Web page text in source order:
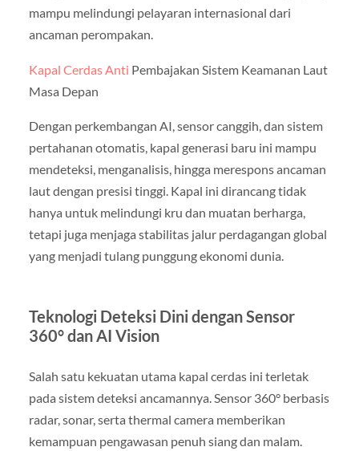
mampu melindungi pelayaran internasional dari
ancaman perompakan.
Kapal Cerdas Anti Pembajakan Sistem Keamanan Laut
Masa Depan
Dengan perkembangan AI, sensor canggih, dan sistem
pertahanan otomatis, kapal generasi baru ini mampu
mendeteksi, menganalisis, hingga merespons ancaman
laut dengan presisi tinggi. Kapal ini dirancang tidak
hanya untuk melindungi kru dan muatan berharga,
tetapi juga menjaga stabilitas jalur perdagangan global
yang menjadi tulang punggung ekonomi dunia.
Teknologi Deteksi Dini dengan Sensor
360° dan AI Vision
Salah satu kekuatan utama kapal cerdas ini terletak
pada sistem deteksi ancamannya. Sensor 360° berbasis
radar, sonar, serta thermal camera memberikan
kemampuan pengawasan penuh siang dan malam.